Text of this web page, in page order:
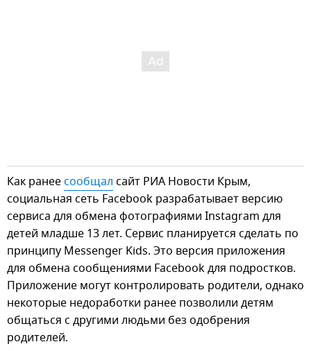
Как ранее сообщал сайт РИА Новости Крым,
социальная сеть Facebook разрабатывает версию
сервиса для обмена фотографиями Instagram для
детей младше 13 лет. Сервис планируется сделать по
принципу Messenger Kids. Это версия приложения
для обмена сообщениями Facebook для подростков.
Приложение могут контролировать родители, однако
некоторые недоработки ранее позволили детям
общаться с другими людьми без одобрения
родителей.